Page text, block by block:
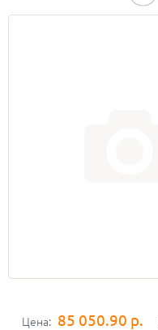
Цена: 85 050.90 р.